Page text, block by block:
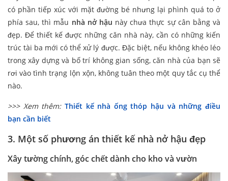
có phần tiếp xúc với mặt đường bé nhưng lại phình quá to ở
phía sau, thì mẫu nhà nở hậu này chưa thực sự cân bằng và
đẹp. Để thiết kế được những căn nhà này, cần có những kiến
trúc tài ba mới có thể xử lý được. Đặc biệt, nếu không khéo léo
trong xây dựng và bố trí không gian sống, căn nhà của bạn sẽ
rơi vào tình trạng lộn xộn, không tuân theo một quy tắc cụ thể
nào.
>>> Xem thêm: Thiết kế nhà ống thóp hậu và những điều
bạn cần biết
3. Một số phương án thiết kế nhà nở hậu đẹp
Xây tường chính, góc chết dành cho kho và vườn